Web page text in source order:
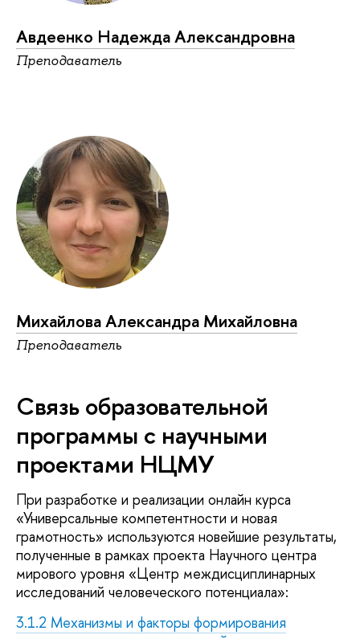
Авдеенко Надежда Александровна
Преподаватель
Михайлова Александра Михайловна
Преподаватель
Связь образовательной
программы с научными
проектами НЦМУ
При разработке и реализации онлайн курса
«Универсальные компетентности и новая
грамотность» используются новейшие результаты,
полученные в рамках проекта Научного центра
мирового уровня «Центр междисциплинарных
исследований человеческого потенциала»:
3.1.2 Механизмы и факторы формирования